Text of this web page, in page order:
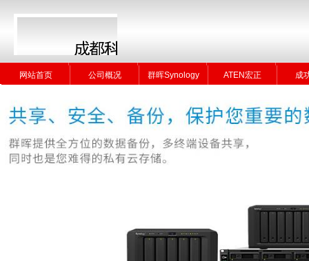
网站首页 公司概况 群晖Synology ATEN宏正 成
网站首页 公司概况 群晖Synology ATEN宏正 成